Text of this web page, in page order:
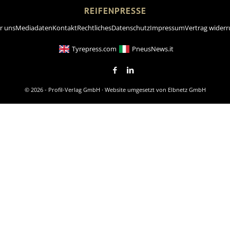
REIFENPRESSE
unsMediadatenKontaktRechtlichesDatenschutzImpressumVertrag
Tyrepress.com PneusNews.it
© 2026 - Profil-Verlag GmbH · Website umgesetzt von Elbnetz GmbH